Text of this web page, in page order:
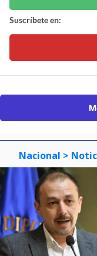
Suscríbete en:
Nacional >